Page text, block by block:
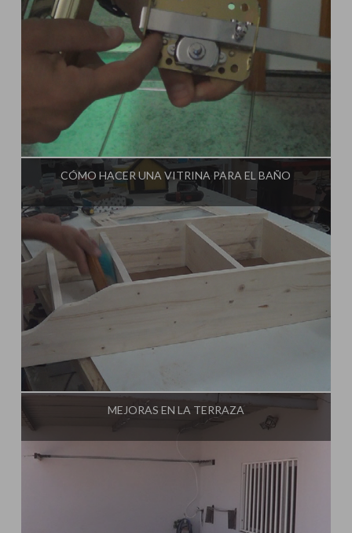
Influencer: Tu Taller de Bricolaje
CÓMO HACER UNA VITRINA PARA EL BAÑO
Influencer:
MEJORAS EN LA TERRAZA